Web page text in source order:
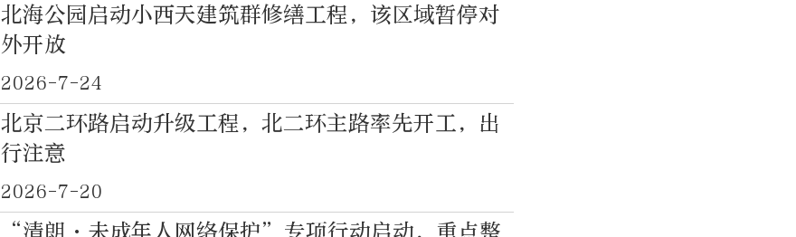
北海公园启动小西天建筑群修缮工程，该区域暂停对
外开放
2026-7-24
北京二环路启动升级工程，北二环主路率先开工，出
行注意
2026-7-20
“清朗·未成年人网络保护”专项行动启动，重点整